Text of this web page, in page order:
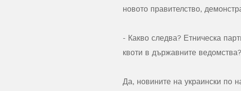
новото правителство,
- Какво следва? Етническа
квоти в държавните ведомства?
Да, новините на украински по